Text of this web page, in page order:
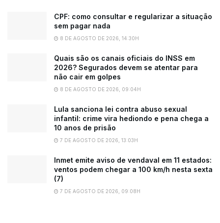
CPF: como consultar e regularizar a situação
sem pagar nada
8 DE AGOSTO DE 2026, 14:30H
Quais são os canais oficiais do INSS em
2026? Segurados devem se atentar para
não cair em golpes
8 DE AGOSTO DE 2026, 09:04H
Lula sanciona lei contra abuso sexual
infantil: crime vira hediondo e pena chega a
10 anos de prisão
7 DE AGOSTO DE 2026, 13:03H
Inmet emite aviso de vendaval em 11 estados:
ventos podem chegar a 100 km/h nesta sexta
(7)
7 DE AGOSTO DE 2026, 09:08H